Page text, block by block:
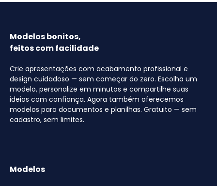
Modelos bonitos,
feitos com facilidade
Crie apresentações com acabamento profissional e
design cuidadoso — sem começar do zero. Escolha um
modelo, personalize em minutos e compartilhe suas
ideias com confiança. Agora também oferecemos
modelos para documentos e planilhas. Gratuito — sem
cadastro, sem limites.
Modelos